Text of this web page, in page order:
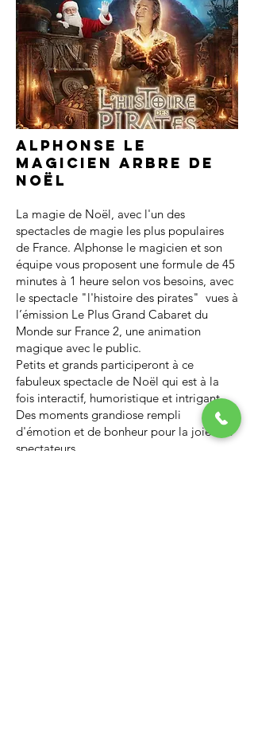
Alphonse le
magicien arbre de
noël
La magie de Noël, avec l'un des
spectacles de magie les plus populaires
de France. Alphonse le magicien et son
équipe vous proposent une formule de 45
minutes à 1 heure selon vos besoins, avec
le spectacle "l'histoire des pirates" vues à
l’émission Le Plus Grand Cabaret du
Monde sur France 2, une animation
magique avec le public.
Petits et grands participeront à ce
fabuleux spectacle de Noël qui est à la
fois interactif, humoristique et intrigant.
Des moments grandiose rempli
d'émotion et de bonheur pour la joie des
spectateurs.